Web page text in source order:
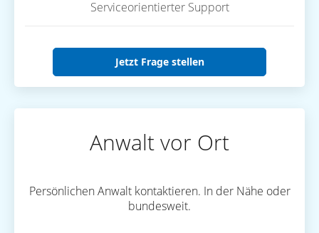
Serviceorientierter Support
Jetzt Frage stellen
Anwalt vor Ort
Persönlichen Anwalt kontaktieren. In der Nähe oder
bundesweit.